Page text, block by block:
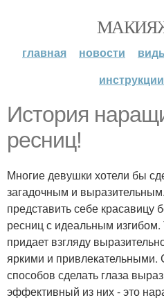
главная новости
инструкции
История
ресниц!
Многие девушки хотели бы
загадочным и
представить себе красавицу
ресниц с идеальным
придает взгляду
яркими и привлекательными.
способов сделать глаза
эффективный из них - это